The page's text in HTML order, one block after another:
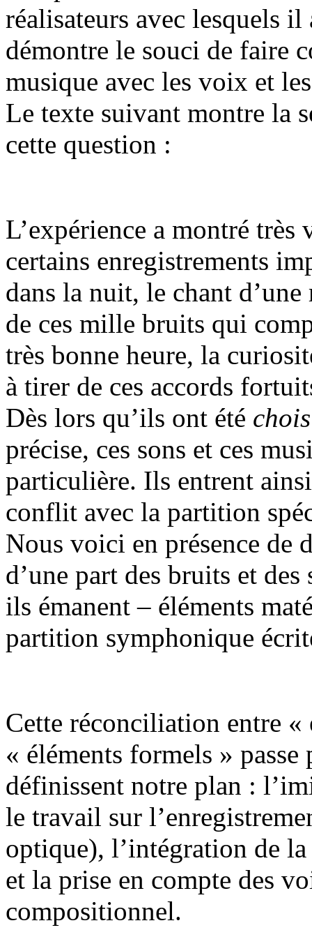
réalisateurs avec lesquels
démontre le souci de faire
musique avec les voix et
Le texte suivant montre la
cette question :
L’expérience a montré très
certains enregistrements
dans la nuit, le chant
de ces mille bruits qui
très bonne heure, la
à tirer de ces accords
Dès lors qu’ils ont été
précise, ces sons et ces
particulière. Ils entrent
conflit avec la partition
Nous voici en présence de
d’une part des bruits et
ils émanent – éléments
partition symphonique
Cette réconciliation entre «
« éléments formels »
définissent notre plan :
le travail sur
optique), l’intégration de
et la prise en compte des
compositionnel.